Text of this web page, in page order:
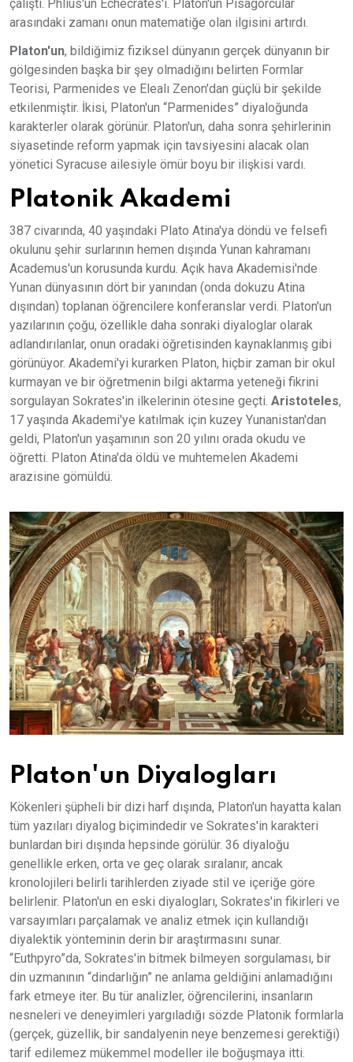
çalıştı. Phlius'un Echecrates'i. Platon'un Pisagorcular
arasındaki zamanı onun matematiğe olan ilgisini artırdı.
Platon'un, bildiğimiz fiziksel dünyanın gerçek dünyanın bir
gölgesinden başka bir şey olmadığını belirten Formlar
Teorisi, Parmenides ve Elealı Zenon'dan güçlü bir şekilde
etkilenmiştir. İkisi, Platon'un “Parmenides” diyaloğunda
karakterler olarak görünür. Platon'un, daha sonra şehirlerinin
siyasetinde reform yapmak için tavsiyesini alacak olan
yönetici Syracuse ailesiyle ömür boyu bir ilişkisi vardı.
Platonik Akademi
387 civarında, 40 yaşındaki Plato Atina'ya döndü ve felsefi
okulunu şehir surlarının hemen dışında Yunan kahramanı
Academus'un korusunda kurdu. Açık hava Akademisi'nde
Yunan dünyasının dört bir yanından (onda dokuzu Atina
dışından) toplanan öğrencilere konferanslar verdi. Platon'un
yazılarının çoğu, özellikle daha sonraki diyaloglar olarak
adlandırılanlar, onun oradaki öğretisinden kaynaklanmış gibi
görünüyor. Akademi'yi kurarken Platon, hiçbir zaman bir okul
kurmayan ve bir öğretmenin bilgi aktarma yeteneği fikrini
sorgulayan Sokrates'in ilkelerinin ötesine geçti. Aristoteles,
17 yaşında Akademi'ye katılmak için kuzey Yunanistan'dan
geldi, Platon'un yaşamının son 20 yılını orada okudu ve
öğretti. Platon Atina'da öldü ve muhtemelen Akademi
arazisine gömüldü.
Platon'un Diyalogları
Kökenleri şüpheli bir dizi harf dışında, Platon'un hayatta kalan
tüm yazıları diyalog biçimindedir ve Sokrates'in karakteri
bunlardan biri dışında hepsinde görülür. 36 diyaloğu
genellikle erken, orta ve geç olarak sıralanır, ancak
kronolojileri belirli tarihlerden ziyade stil ve içeriğe göre
belirlenir. Platon'un en eski diyalogları, Sokrates'in fikirleri ve
varsayımları parçalamak ve analiz etmek için kullandığı
diyalektik yönteminin derin bir araştırmasını sunar.
“Euthpyro”da, Sokrates'in bitmek bilmeyen sorgulaması, bir
din uzmanının “dindarlığın” ne anlama geldiğini anlamadığını
fark etmeye iter. Bu tür analizler, öğrencilerini, insanların
nesneleri ve deneyimleri yargıladığı sözde Platonik formlarla
(gerçek, güzellik, bir sandalyenin neye benzemesi gerektiği)
tarif edilemez mükemmel modeller ile boğuşmaya itti.